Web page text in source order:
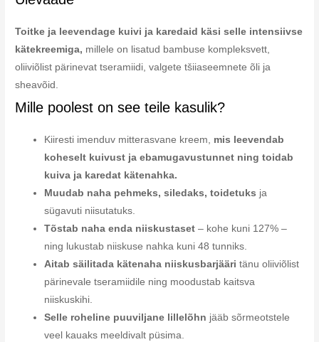
Toitke ja leevendage kuivi ja karedaid käsi selle intensiivse
kätekreemiga, millele on lisatud bambuse kompleksvett,
oliiviõlist pärinevat tseramiidi, valgete tšiiaseemnete õli ja
sheavõid.
Mille poolest on see teile kasulik?
Kiiresti imenduv mitterasvane kreem, mis leevendab
koheselt kuivust ja ebamugavustunnet ning toidab
kuiva ja karedat kätenahka.
Muudab naha pehmeks, siledaks, toidetuks ja
sügavuti niisutatuks.
Tõstab naha enda niiskustaset – kohe kuni 127% –
ning lukustab niiskuse nahka kuni 48 tunniks.
Aitab säilitada kätenaha niiskusbarjääri tänu oliiviõlist
pärinevale tseramiidile ning moodustab kaitsva
niiskuskihi.
Selle roheline puuviljane lillelõhn jääb sõrmeotstele
veel kauaks meeldivalt püsima.